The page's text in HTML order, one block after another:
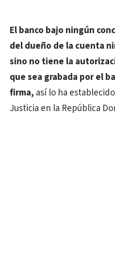
El banco bajo ningún
del dueño de la cuenta
sino no tiene la
que sea grabada por el
firma, así lo ha
Justicia en la República